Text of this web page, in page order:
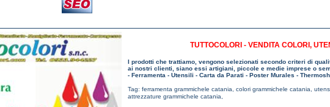
TUTTOCOLORI - VENDITA COLORI,
I prodotti che trattiamo, vengono selezionati secondo criteri di
ai nostri clienti, siano essi artigiani, piccole e medie imprese o
- Ferramenta - Utensili - Carta da Parati - Poster Murales -
Tag: ferramenta grammichele catania colori grammichele catania
attrezzature grammichele catania